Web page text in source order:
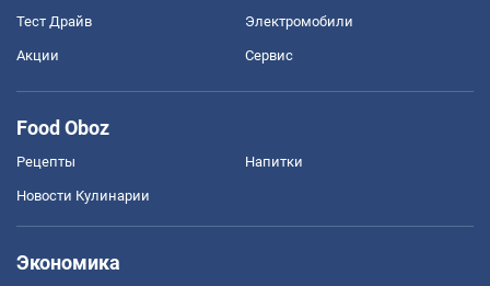
Тест Драйв Электромобили
Акции Сервис
Food Oboz
Рецепты Напитки
Новости Кулинарии
Экономика